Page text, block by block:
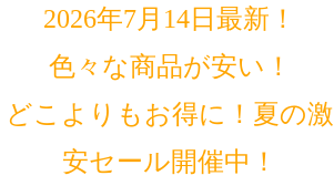
2026年7月14日最新！
色々な商品が安い！
どこよりもお得に！夏の激
安セール開催中！